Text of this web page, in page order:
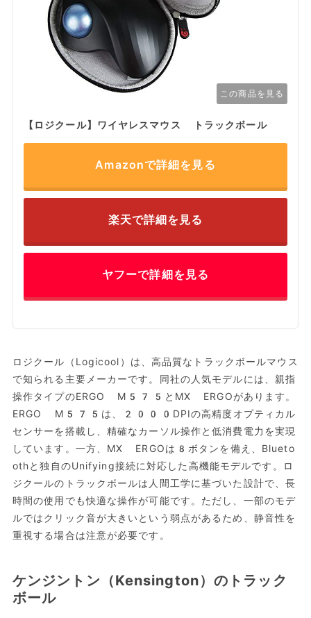
この商品を見る
【ロジクール】ワイヤレスマウス トラックボール
Amazonで詳細を見る
楽天で詳細を見る
ヤフーで詳細を見る
ロジクール（Logicool）は、高品質なトラックボールマウス
で知られる主要メーカーです。同社の人気モデルには、親指
操作タイプのERGO M575とMX ERGOがあります。
ERGO M575は、2000DPIの高精度オプティカル
センサーを搭載し、精確なカーソル操作と低消費電力を実現
しています。一方、MX ERGOは8ボタンを備え、Blueto
othと独自のUnifying接続に対応した高機能モデルです。ロ
ジクールのトラックボールは人間工学に基づいた設計で、長
時間の使用でも快適な操作が可能です。ただし、一部のモデ
ルではクリック音が大きいという弱点があるため、静音性を
重視する場合は注意が必要です。
ケンジントン（Kensington）のトラック
ボール